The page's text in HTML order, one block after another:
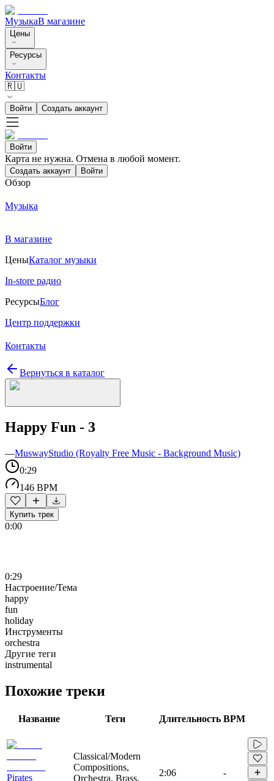
МузыкаВ магазине
Цены
Ресурсы
Контакты
🇷🇺
Войти Создать аккаунт
Войти
Карта не нужна. Отмена в любой момент.
Создать аккаунт Войти
Обзор
Музыка
В магазине
ЦеныКаталог музыки
In-store радио
РесурсыБлог
Центр поддержки
Контакты
Вернуться в каталог
Happy Fun - 3
—MuswayStudio (Royalty Free Music - Background Music)
0:29
146 BPM
Купить трек
0:00
0:29
Настроение/Тема
happy
fun
holiday
Инструменты
orchestra
Другие теги
instrumental
Похожие треки
Название Теги Длительность BPM
Pirates
Classical/Modern
Compositions,
Orchestra, Brass,
2:06 -